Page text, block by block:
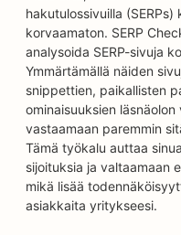
hakutulossivuilla
korvaamaton. SERP
analysoida SERP-sivuja
Ymmärtämällä näiden
snippettien, paikallisten
ominaisuuksien
vastaamaan paremmin
Tämä työkalu auttaa
sijoituksia ja valtaamaan
mikä lisää
asiakkaita yritykseesi.